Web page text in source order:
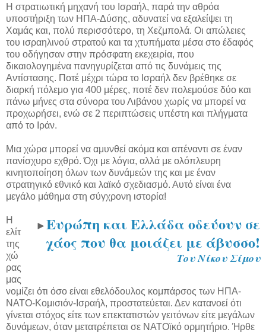
Η στρατιωτική μηχανή του Ισραήλ, παρά την αθρόα
υποστήριξη των ΗΠΑ-Δύσης, αδυνατεί να εξαλείψει τη
Χαμάς και, πολύ περισσότερο, τη Χεζμπολά. Οι απώλειες
του ισραηλινού στρατού και τα χτυπήματα μέσα στο έδαφός
του οδήγησαν στην πρόσφατη εκεχειρία, που
δικαιολογημένα πανηγυρίζεται από τις δυνάμεις της
Αντίστασης. Ποτέ μέχρι τώρα το Ισραήλ δεν βρέθηκε σε
διαρκή πόλεμο για 400 μέρες, ποτέ δεν πολεμούσε δύο και
πάνω μήνες στα σύνορα του Λιβάνου χωρίς να μπορεί να
προχωρήσει, ενώ σε 2 περιπτώσεις υπέστη και πλήγματα
από το Ιράν.
Μια χώρα μπορεί να αμυνθεί ακόμα και απέναντι σε έναν
πανίσχυρο εχθρό. Όχι με λόγια, αλλά με ολόπλευρη
κινητοποίηση όλων των δυνάμεών της και με έναν
στρατηγικό εθνικό και λαϊκό σχεδιασμό. Αυτό είναι ένα
μεγάλο μάθημα στη σύγχρονη ιστορία!
►Ευρώπη και Ελλάδα οδεύουν σε
χάος που θα μοιάζει με άβυσσο!
Του Νίκου Σίμου
Η
ελίτ
της
χώ
ρας
μας
νομίζει ότι όσο είναι εθελόδουλος κομπάρσος των ΗΠΑ-
ΝΑΤΟ-Κομισιόν-Ισραήλ, προστατεύεται. Δεν κατανοεί ότι
γίνεται στόχος είτε των επεκτατιστών γειτόνων είτε μεγάλων
δυνάμεων, όταν μετατρέπεται σε ΝΑΤΟϊκό ορμητήριο. Ήρθε